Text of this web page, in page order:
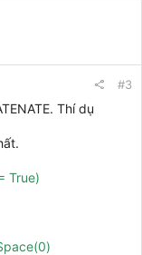
#3
Thí dụ
True)